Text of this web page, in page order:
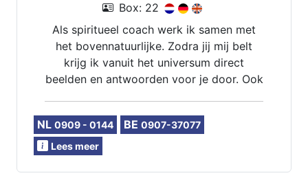
Box: 22
Als spiritueel coach werk ik samen met
het bovennatuurlijke. Zodra jij mij belt
krijg ik vanuit het universum direct
beelden en antwoorden voor je door. Ook
blokkades kunnen afnemen.
NL 0909 - 0144 BE 0907-37077
Lees meer